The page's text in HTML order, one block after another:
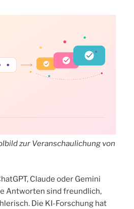
zur Veranschaulichung von
Claude oder Gemini
Antworten sind freundlich,
Die KI-Forschung hat